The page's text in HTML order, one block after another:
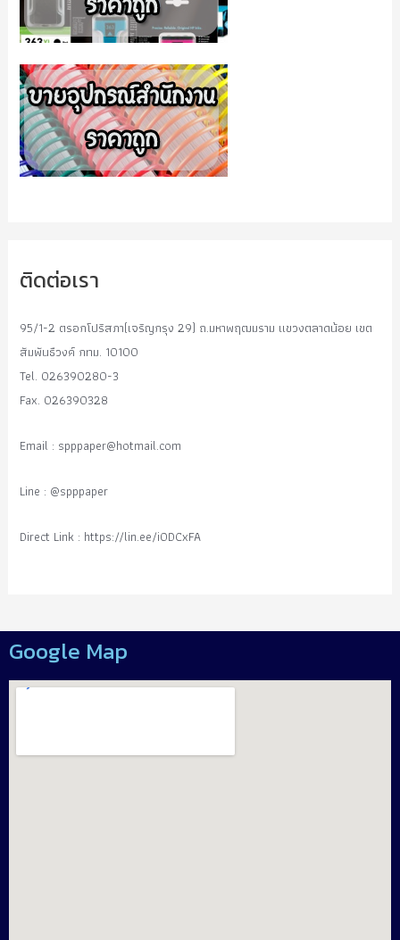
ติดต่อเรา
95/1-2 ตรอกโปริสภา(เจริญกรุง 29) ถ.มหาพฤฒมราม แขวงตลาดน้อย เขต
สัมพันธืวงค์ กทม. 10100
Tel. 026390280-3
Fax. 026390328
Email : spppaper@hotmail.com
Line : @spppaper
Direct Link : https://lin.ee/i0DCxFA
Google Map